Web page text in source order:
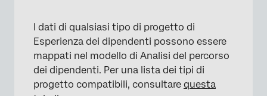
I dati di qualsiasi tipo di progetto di
Esperienza dei dipendenti possono essere
mappati nel modello di Analisi del percorso
dei dipendenti. Per una lista dei tipi di
progetto compatibili, consultare questa